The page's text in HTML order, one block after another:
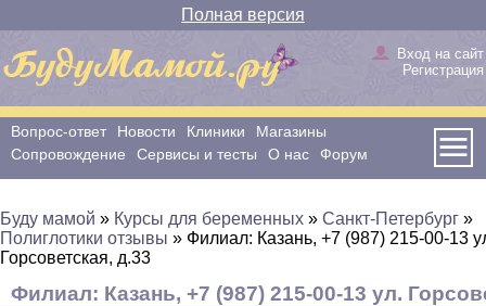
Полная версия
Вход на сайт
Регистрация
Вопрос-ответ Новости Клиники
Магазины
Сопровождение
Сервисы и тесты О нас Форум
Буду мамой » Курсы для беременных » Санкт-Петербург »
Полиглотики отзывы » Филиал: Казань, +7 (987) 215-00-13
Горсоветская, д.33
Филиал: Казань, +7 (987) 215-00-13 ул.